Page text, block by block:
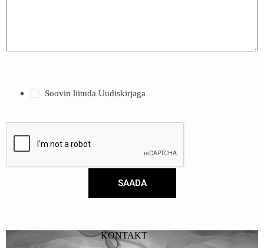
Soovin liituda Uudiskirjaga
SAADA
KONTAKT